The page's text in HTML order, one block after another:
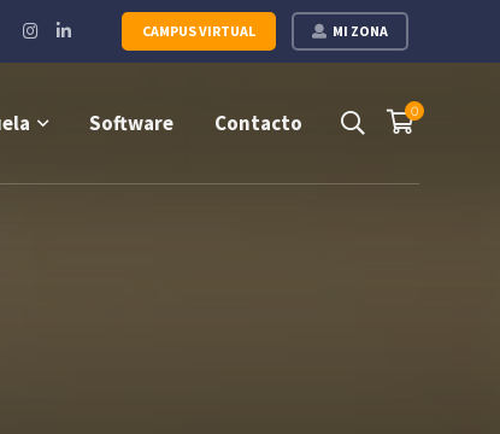
MI ZONA
CAMPUS VIRTUAL
Instagram
Profile
LinkedIn
Profile
0
Software Contacto